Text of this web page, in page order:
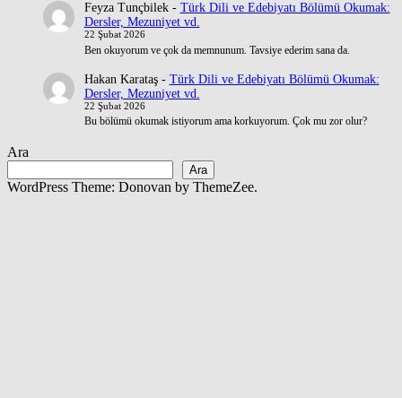
Feyza Tunçbilek- Türk Dili ve Edebiyatı Bölümü Okumak:
Dersler, Mezuniyet vd.
22 Şubat 2026
Ben okuyorum ve çok da memnunum. Tavsiye ederim sana da.
Hakan Karataş- Türk Dili ve Edebiyatı Bölümü Okumak:
Dersler, Mezuniyet vd.
22 Şubat 2026
Bu bölümü okumak istiyorum ama korkuyorum. Çok mu zor olur?
Ara
Ara
WordPress Theme: Donovan by ThemeZee.